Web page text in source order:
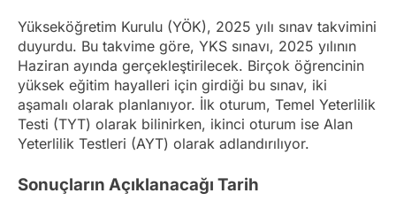
Yükseköğretim Kurulu (YÖK), 2025 yılı sınav takvimini
duyurdu. Bu takvime göre, YKS sınavı, 2025 yılının
Haziran ayında gerçekleştirilecek. Birçok öğrencinin
yüksek eğitim hayalleri için girdiği bu sınav, iki
aşamalı olarak planlanıyor. İlk oturum, Temel Yeterlilik
Testi (TYT) olarak bilinirken, ikinci oturum ise Alan
Yeterlilik Testleri (AYT) olarak adlandırılıyor.
Sonuçların Açıklanacağı Tarih